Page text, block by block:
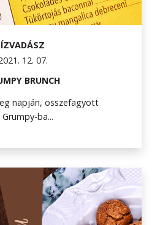
ÍZVADÁSZ
12. 07.
BRUNCH
napján, összefagyott
ba...